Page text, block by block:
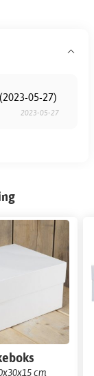
05-27)
2023-05-27
cm